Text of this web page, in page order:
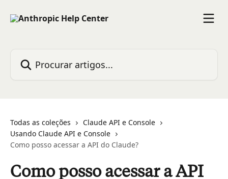
Todas as coleções
Claude API e Console
Usando Claude API e Console
Como posso acessar a API do Claude?
Como posso acessar a API